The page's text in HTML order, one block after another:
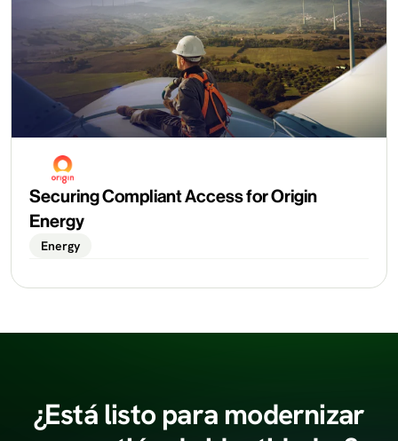
Securing Compliant Access for Origin
Energy
Energy
¿Está listo para modernizar